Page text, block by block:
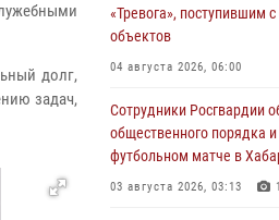
долг,
задач,
«Тревога», поступившим
объектов
04 августа 2026, 06:00
Сотрудники Росгвардии
общественного порядка и
футбольном матче в
03 августа 2026, 03:13 1